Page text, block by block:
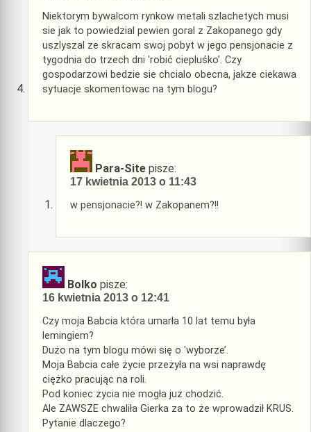
Niektorym bywalcom rynkow metali szlachetych musi
sie jak to powiedzial pewien goral z Zakopanego gdy
uszlyszal ze skracam swoj pobyt w jego pensjonacie z
tygodnia do trzech dni 'robić ciepluśko’. Czy
gospodarzowi bedzie sie chcialo obecna, jakze ciekawa
sytuacje skomentowac na tym blogu?
Para-Site pisze:
17 kwietnia 2013 o 11:43
w pensjonacie?! w Zakopanem?!!
Bolko pisze:
16 kwietnia 2013 o 12:41
Czy moja Babcia która umarła 10 lat temu była
lemingiem?
Dużo na tym blogu mówi się o 'wyborze’.
Moja Babcia całe życie przeżyła na wsi naprawdę
ciężko pracując na roli.
Pod koniec życia nie mogła już chodzić.
Ale ZAWSZE chwaliła Gierka za to że wprowadził KRUS.
Pytanie dlaczego?